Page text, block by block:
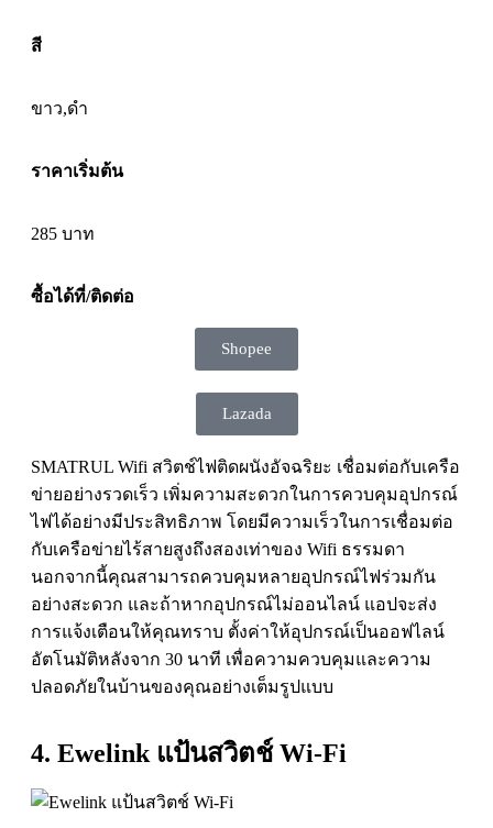
สี
ขาว,ดำ
ราคาเริ่มต้น
285 บาท
ซื้อได้ที่/ติดต่อ
Shopee
Lazada
SMATRUL Wifi สวิตช์ไฟติดผนังอัจฉริยะ เชื่อมต่อกับเครือ
ข่ายอย่างรวดเร็ว เพิ่มความสะดวกในการควบคุมอุปกรณ์
ไฟได้อย่างมีประสิทธิภาพ โดยมีความเร็วในการเชื่อมต่อ
กับเครือข่ายไร้สายสูงถึงสองเท่าของ Wifi ธรรมดา
นอกจากนี้คุณสามารถควบคุมหลายอุปกรณ์ไฟร่วมกัน
อย่างสะดวก และถ้าหากอุปกรณ์ไม่ออนไลน์ แอปจะส่ง
การแจ้งเตือนให้คุณทราบ ตั้งค่าให้อุปกรณ์เป็นออฟไลน์
อัตโนมัติหลังจาก 30 นาที เพื่อความควบคุมและความ
ปลอดภัยในบ้านของคุณอย่างเต็มรูปแบบ
4. Ewelink แป้นสวิตช์ Wi-Fi